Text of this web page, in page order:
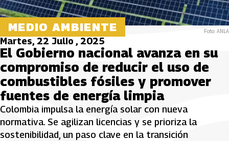
MEDIO AMBIENTE Foto: ANLA
Martes, 22 Julio , 2025
El Gobierno nacional avanza en su
compromiso de reducir el uso de
combustibles fósiles y promover
fuentes de energía limpia
Colombia impulsa la energía solar con nueva
normativa. Se agilizan licencias y se prioriza la
sostenibilidad, un paso clave en la transición